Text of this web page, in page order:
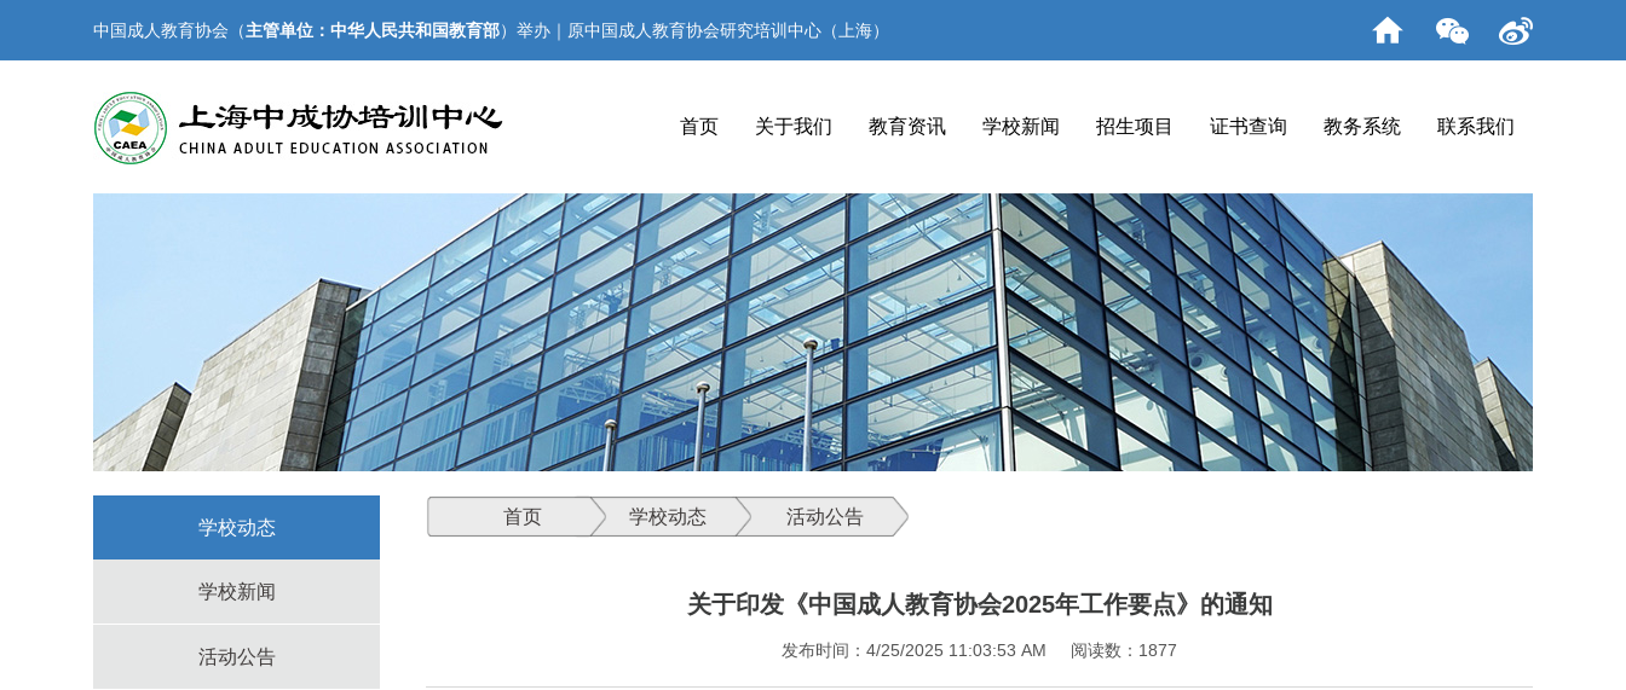
中国成人教育协会（主管单位：中华人民共和国教育部）举办｜原中国成人教育协会研究培训中心（上海）
首页 关于我们 教育资讯 学校新闻 招生项目 证书查询 教务系统 联系我们
学校动态
学校新闻
活动公告
首页 学校动态 活动公告
关于印发《中国成人教育协会2025年工作要点》的通知
发布时间：4/25/2025 11:03:53 AM 阅读数：1877